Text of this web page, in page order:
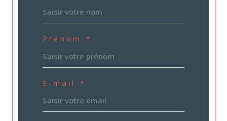
Prénom *
E-mail *